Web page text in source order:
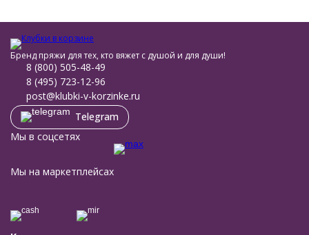
Бренд пряжи для тех, кто вяжет с душой и для души!
8 (800) 505-48-49
8 (495) 723-12-96
post@klubki-v-korzinke.ru
Telegram
Мы в соцсетях
Мы на маркетплейсах